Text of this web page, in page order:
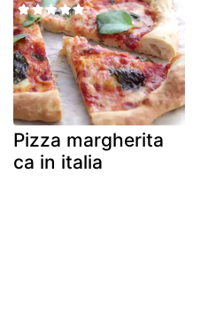
Pizza margherita
ca in italia